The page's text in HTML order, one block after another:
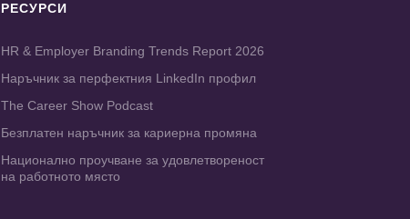
РЕСУРСИ
HR & Employer Branding Trends Report 2026
Наръчник за перфектния LinkedIn профил
The Career Show Podcast
Безплатен наръчник за кариерна промяна
Национално проучване за удовлетвореност
на работното място